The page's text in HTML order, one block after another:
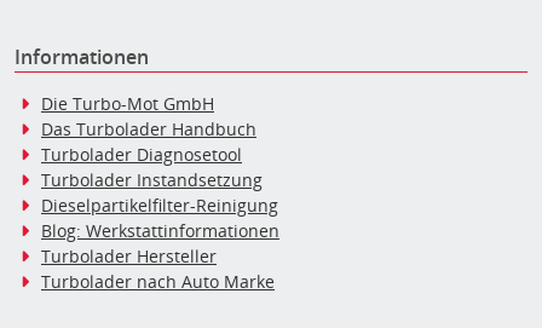
Informationen
Die Turbo-Mot GmbH
Das Turbolader Handbuch
Turbolader Diagnosetool
Turbolader Instandsetzung
Dieselpartikelfilter-Reinigung
Blog: Werkstattinformationen
Turbolader Hersteller
Turbolader nach Auto Marke